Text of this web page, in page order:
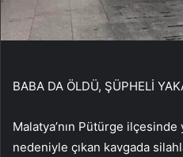
BABA DA ÖLDÜ, ŞÜPHELİ
Malatya’nın Pütürge ilçesinde
nedeniyle çıkan kavgada